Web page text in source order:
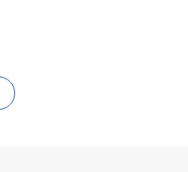
ญาตให้สมาชิกสหกรณ์ออมทรัพย์กร
ดไป: ขั้นตอนการรับสมัครสมาชิก สสอ